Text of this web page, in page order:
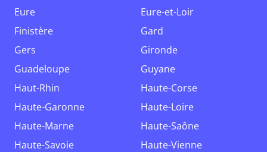
Eure
Eure-et-Loir
Finistère
Gard
Gers
Gironde
Guadeloupe
Guyane
Haut-Rhin
Haute-Corse
Haute-Garonne
Haute-Loire
Haute-Marne
Haute-Saône
Haute-Savoie
Haute-Vienne